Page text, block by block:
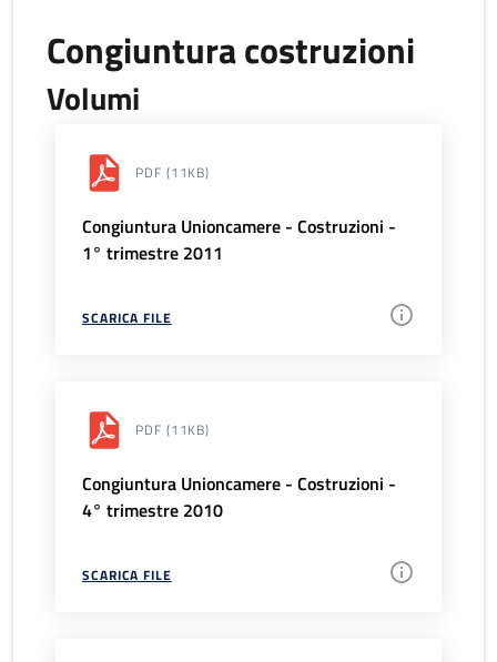
Congiuntura costruzioni
Volumi
PDF (11KB)
Congiuntura Unioncamere - Costruzioni -
1° trimestre 2011
SCARICA FILE
PDF (11KB)
Congiuntura Unioncamere - Costruzioni -
4° trimestre 2010
SCARICA FILE